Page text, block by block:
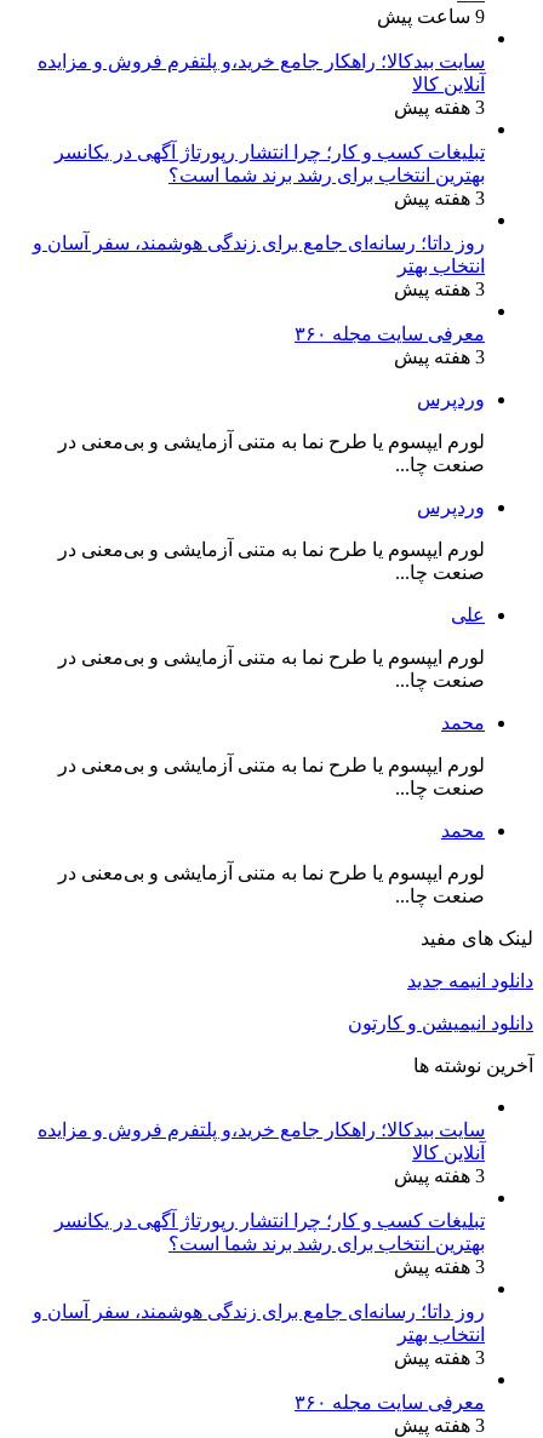
9 ساعت پیش
سایت بیدکالا؛ راهکار جامع خرید،و پلتفرم فروش و مزایده
آنلاین کالا
3 هفته پیش
تبلیغات کسب و کار؛ چرا انتشار رپورتاژ آگهی در یکانسر
بهترین انتخاب برای رشد برند شما است؟
3 هفته پیش
روز داتا؛ رسانه‌ای جامع برای زندگی هوشمند، سفر آسان و
انتخاب بهتر
3 هفته پیش
معرفی سایت مجله ۳۶۰
3 هفته پیش
وردپرس
لورم ایپسوم یا طرح‌ نما به متنی آزمایشی و بی‌معنی در
صنعت چا...
وردپرس
لورم ایپسوم یا طرح‌ نما به متنی آزمایشی و بی‌معنی در
صنعت چا...
علی
لورم ایپسوم یا طرح‌ نما به متنی آزمایشی و بی‌معنی در
صنعت چا...
محمد
لورم ایپسوم یا طرح‌ نما به متنی آزمایشی و بی‌معنی در
صنعت چا...
محمد
لورم ایپسوم یا طرح‌ نما به متنی آزمایشی و بی‌معنی در
صنعت چا...
لینک های مفید
دانلود انیمه جدید
دانلود انیمیشن و کارتون
آخرین نوشته ها
سایت بیدکالا؛ راهکار جامع خرید،و پلتفرم فروش و مزایده
آنلاین کالا
3 هفته پیش
تبلیغات کسب و کار؛ چرا انتشار رپورتاژ آگهی در یکانسر
بهترین انتخاب برای رشد برند شما است؟
3 هفته پیش
روز داتا؛ رسانه‌ای جامع برای زندگی هوشمند، سفر آسان و
انتخاب بهتر
3 هفته پیش
معرفی سایت مجله ۳۶۰
3 هفته پیش